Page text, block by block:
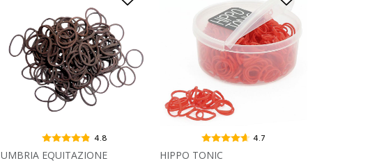
4.8
UMBRIA EQUITAZIONE
4.7
HIPPO TONIC